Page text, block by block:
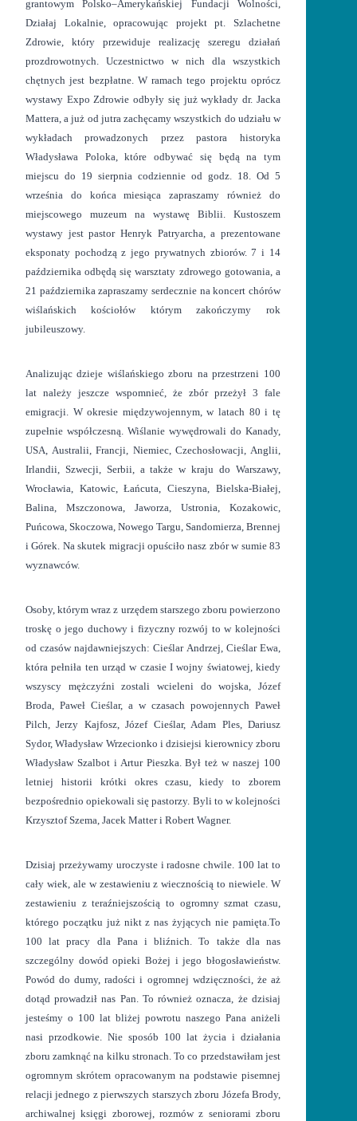
grantowym Polsko–Amerykańskiej Fundacji Wolności,
Działaj Lokalnie, opracowując projekt pt. Szlachetne
Zdrowie, który przewiduje realizację szeregu działań
prozdrowotnych. Uczestnictwo w nich dla wszystkich
chętnych jest bezpłatne. W ramach tego projektu oprócz
wystawy Expo Zdrowie odbyły się już wykłady dr. Jacka
Mattera, a już od jutra zachęcamy wszystkich do udziału w
wykładach prowadzonych przez pastora historyka
Władysława Poloka, które odbywać się będą na tym
miejscu do 19 sierpnia codziennie od godz. 18. Od 5
września do końca miesiąca zapraszamy również do
miejscowego muzeum na wystawę Biblii. Kustoszem
wystawy jest pastor Henryk Patryarcha, a prezentowane
eksponaty pochodzą z jego prywatnych zbiorów. 7 i 14
października odbędą się warsztaty zdrowego gotowania, a
21 października zapraszamy serdecznie na koncert chórów
wiślańskich kościołów którym zakończymy rok
jubileuszowy.
Analizując dzieje wiślańskiego zboru na przestrzeni 100
lat należy jeszcze wspomnieć, że zbór przeżył 3 fale
emigracji. W okresie międzywojennym, w latach 80 i tę
zupełnie współczesną. Wiślanie wywędrowali do Kanady,
USA, Australii, Francji, Niemiec, Czechosłowacji, Anglii,
Irlandii, Szwecji, Serbii, a także w kraju do Warszawy,
Wrocławia, Katowic, Łańcuta, Cieszyna, Bielska-Białej,
Balina, Mszczonowa, Jaworza, Ustronia, Kozakowic,
Puńcowa, Skoczowa, Nowego Targu, Sandomierza, Brennej
i Górek. Na skutek migracji opuściło nasz zbór w sumie 83
wyznawców.
Osoby, którym wraz z urzędem starszego zboru powierzono
troskę o jego duchowy i fizyczny rozwój to w kolejności
od czasów najdawniejszych: Cieślar Andrzej, Cieślar Ewa,
która pełniła ten urząd w czasie I wojny światowej, kiedy
wszyscy mężczyźni zostali wcieleni do wojska, Józef
Broda, Paweł Cieślar, a w czasach powojennych Paweł
Pilch, Jerzy Kajfosz, Józef Cieślar, Adam Ples, Dariusz
Sydor, Władysław Wrzecionko i dzisiejsi kierownicy zboru
Władysław Szalbot i Artur Pieszka. Był też w naszej 100
letniej historii krótki okres czasu, kiedy to zborem
bezpośrednio opiekowali się pastorzy. Byli to w kolejności
Krzysztof Szema, Jacek Matter i Robert Wagner.
Dzisiaj przeżywamy uroczyste i radosne chwile. 100 lat to
cały wiek, ale w zestawieniu z wiecznością to niewiele. W
zestawieniu z teraźniejszością to ogromny szmat czasu,
którego początku już nikt z nas żyjących nie pamięta.To
100 lat pracy dla Pana i bliźnich. To także dla nas
szczególny dowód opieki Bożej i jego błogosławieństw.
Powód do dumy, radości i ogromnej wdzięczności, że aż
dotąd prowadził nas Pan. To również oznacza, że dzisiaj
jesteśmy o 100 lat bliżej powrotu naszego Pana aniżeli
nasi przodkowie. Nie sposób 100 lat życia i działania
zboru zamknąć na kilku stronach. To co przedstawiłam jest
ogromnym skrótem opracowanym na podstawie pisemnej
relacji jednego z pierwszych starszych zboru Józefa Brody,
archiwalnej księgi zborowej, rozmów z seniorami zboru